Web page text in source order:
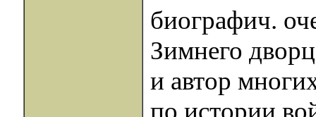
биографич.
Зимнего
и автор
по истории